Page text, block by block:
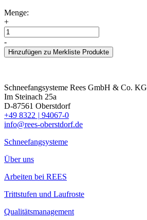
Menge:
+
-
Hinzufügen zu Merkliste Produkte
Schneefangsysteme Rees GmbH & Co. KG
Im Steinach 25a
D-87561 Oberstdorf
+49 8322 | 94067-0
info@rees-oberstdorf.de
Schneefangsysteme
Über uns
Arbeiten bei REES
Trittstufen und Laufroste
Qualitätsmanagement